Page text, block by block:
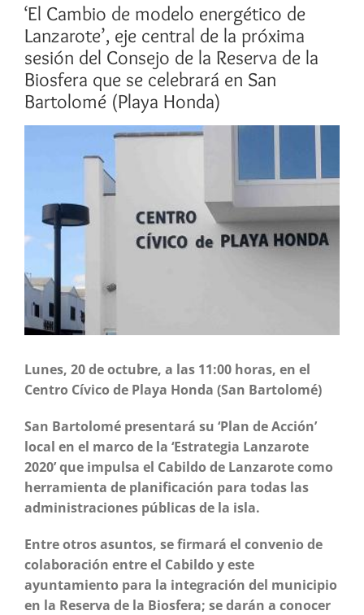
‘El Cambio de modelo energético de
Lanzarote’, eje central de la próxima
sesión del Consejo de la Reserva de la
Biosfera que se celebrará en San
Bartolomé (Playa Honda)
Lunes, 20 de octubre, a las 11:00 horas, en el
Centro Cívico de Playa Honda (San Bartolomé)
San Bartolomé presentará su ‘Plan de Acción’
local en el marco de la ‘Estrategia Lanzarote
2020’ que impulsa el Cabildo de Lanzarote como
herramienta de planificación para todas las
administraciones públicas de la isla.
Entre otros asuntos, se firmará el convenio de
colaboración entre el Cabildo y este
ayuntamiento para la integración del municipio
en la Reserva de la Biosfera; se darán a conocer